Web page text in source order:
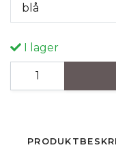
blå
I lager